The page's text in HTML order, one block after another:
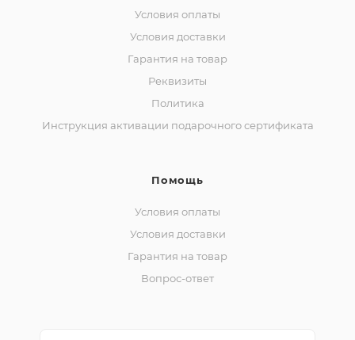
Условия оплаты
Условия доставки
Гарантия на товар
Реквизиты
Политика
Инструкция активации подарочного сертификата
Помощь
Условия оплаты
Условия доставки
Гарантия на товар
Вопрос-ответ